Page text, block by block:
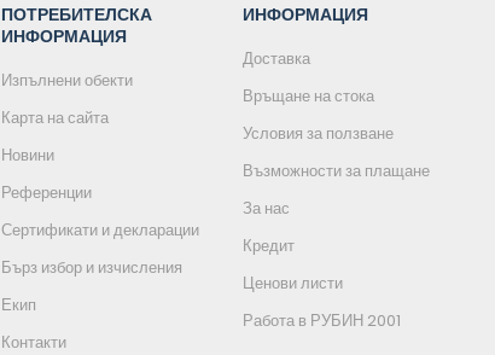
ПОТРЕБИТЕЛСКА
ИНФОРМАЦИЯ
Изпълнени обекти
Карта на сайта
Новини
Референции
Сертификати и декларации
Бърз избор и изчисления
Екип
Контакти
ИНФОРМАЦИЯ
Доставка
Връщане на стока
Условия за ползване
Възможности за плащане
За нас
Кредит
Ценови листи
Работа в РУБИН 2001